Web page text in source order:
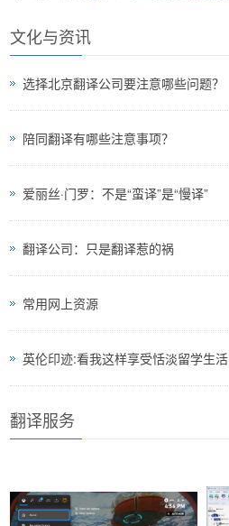
文化与资讯
选择北京翻译公司要注意哪些问题？
陪同翻译有哪些注意事项？
爱丽丝·门罗：不是“蛮译”是“慢译”
翻译公司：只是翻译惹的祸
常用网上资源
英伦印迹:看我这样享受恬淡留学生活
翻译服务